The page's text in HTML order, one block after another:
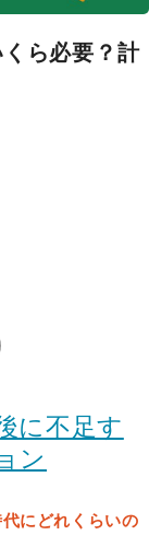
ら必要？計
に不足す
ン
にどれくらいの